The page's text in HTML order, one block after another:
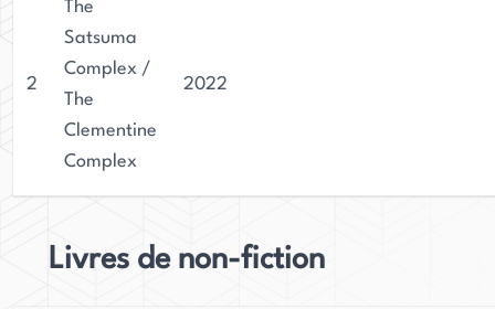
2
The
Satsuma
Complex /
The
Clementine
Complex
2022
Livres de non-fiction